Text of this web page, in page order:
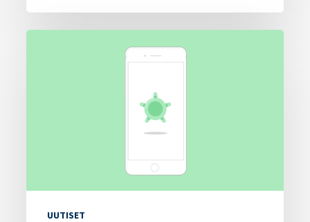
UUTISET